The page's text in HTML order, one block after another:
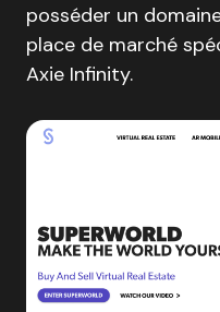
posséder un
place de marché
Axie Infinity.